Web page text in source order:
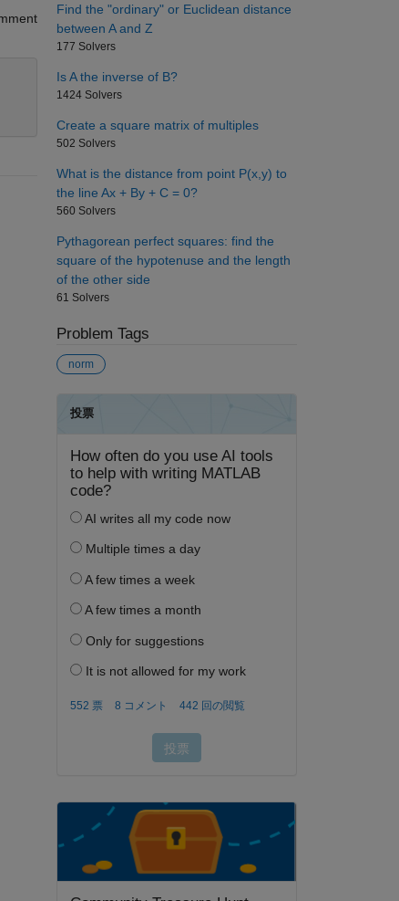
Find the "ordinary" or Euclidean distance
between A and Z
177 Solvers
Is A the inverse of B?
1424 Solvers
Create a square matrix of multiples
502 Solvers
What is the distance from point P(x,y) to
the line Ax + By + C = 0?
560 Solvers
Pythagorean perfect squares: find the
square of the hypotenuse and the length
of the other side
61 Solvers
Problem Tags
norm